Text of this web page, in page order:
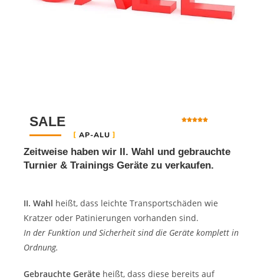
SALE 
AP-ALU
Zeitweise haben wir II. Wahl und gebrauchte
Turnier & Trainings Geräte zu verkaufen.
II. Wahl heißt, dass leichte Transportschäden wie
Kratzer oder Patinierungen vorhanden sind.
In der Funktion und Sicherheit sind die Geräte komplett in
Ordnung.
Gebrauchte Geräte heißt, dass diese bereits auf